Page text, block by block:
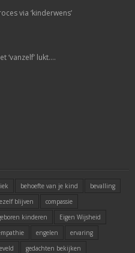
via ‘kinderwens’
‘vanzelf’ lukt….
behoefte van je kind
bevalling
blijven
compassie
kinderen
Eigen Wijsheid
engelen
ervaring
gedachten bekijken